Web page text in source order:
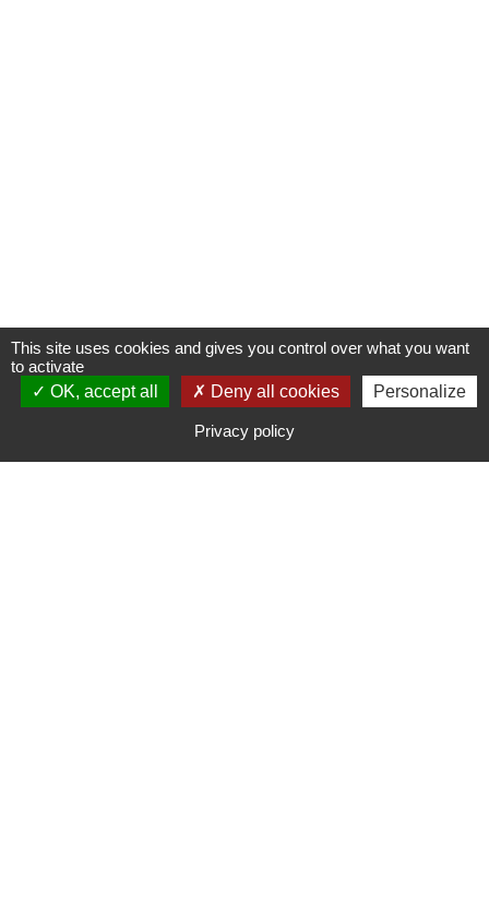
S'INSCRIRE À UNE FORMATION
This site uses cookies and gives you control over what you want
to activate
OK, accept all
Deny all cookies Personalize
Privacy policy